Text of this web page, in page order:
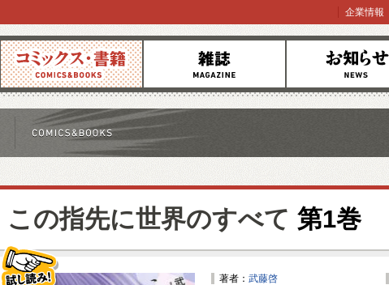
コミックス 雑誌 お知らせ
企業情報
この指先に世界のすべて 第1巻
著者： 武藤啓